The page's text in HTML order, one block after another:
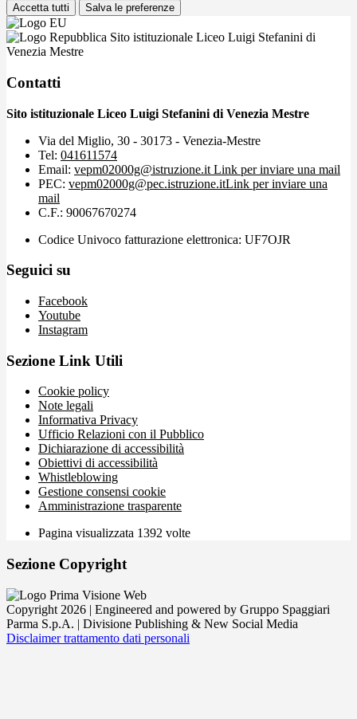
Accetta tutti Salva le preferenze
Sito istituzionale Liceo Luigi Stefanini di
Venezia Mestre
Contatti
Sito istituzionale Liceo Luigi Stefanini di Venezia Mestre
Via del Miglio, 30 - 30173 - Venezia-Mestre
Tel: 041611574
Email: vepm02000g@istruzione.it Link per inviare una mail
PEC: vepm02000g@pec.istruzione.itLink per inviare una
mail
C.F.: 90067670274
Codice Univoco fatturazione elettronica: UF7OJR
Seguici su
Facebook
Youtube
Instagram
Sezione Link Utili
Cookie policy
Note legali
Informativa Privacy
Ufficio Relazioni con il Pubblico
Dichiarazione di accessibilità
Obiettivi di accessibilità
Whistleblowing
Gestione consensi cookie
Amministrazione trasparente
Pagina visualizzata 1392 volte
Sezione Copyright
Copyright 2026 | Engineered and powered by Gruppo Spaggiari
Parma S.p.A. | Divisione Publishing & New Social Media
Disclaimer trattamento dati personali